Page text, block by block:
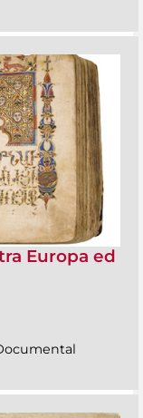
Europa ed